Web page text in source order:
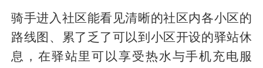
骑手进入社区能看见清晰的社区内各小区的
路线图、累了乏了可以到小区开设的驿站休
息，在驿站里可以享受热水与手机充电服